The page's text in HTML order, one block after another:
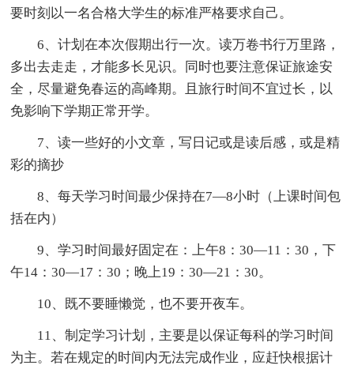
要时刻以一名合格大学生的标准严格要求自己。
6、计划在本次假期出行一次。读万卷书行万里路，
多出去走走，才能多长见识。同时也要注意保证旅途安
全，尽量避免春运的高峰期。且旅行时间不宜过长，以
免影响下学期正常开学。
7、读一些好的小文章，写日记或是读后感，或是精
彩的摘抄
8、每天学习时间最少保持在7—8小时（上课时间包
括在内）
9、学习时间最好固定在：上午8：30—11：30，下
午14：30—17：30；晚上19：30—21：30。
10、既不要睡懒觉，也不要开夜车。
11、制定学习计划，主要是以保证每科的学习时间
为主。若在规定的时间内无法完成作业，应赶快根据计